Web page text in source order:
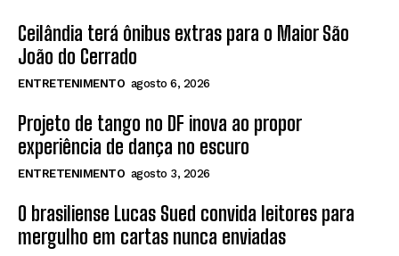
Ceilândia terá ônibus extras para o Maior São
João do Cerrado
ENTRETENIMENTO agosto 6, 2026
Projeto de tango no DF inova ao propor
experiência de dança no escuro
ENTRETENIMENTO agosto 3, 2026
O brasiliense Lucas Sued convida leitores para
mergulho em cartas nunca enviadas